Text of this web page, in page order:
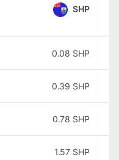
SHP
0.08 SHP
0.39 SHP
0.78 SHP
1.57 SHP